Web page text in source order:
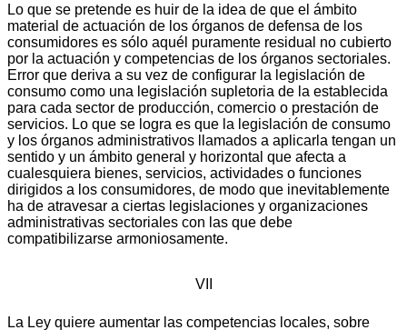
Lo que se pretende es huir de la idea de que el ámbito
material de actuación de los órganos de defensa de los
consumidores es sólo aquél puramente residual no cubierto
por la actuación y competencias de los órganos sectoriales.
Error que deriva a su vez de configurar la legislación de
consumo como una legislación supletoria de la establecida
para cada sector de producción, comercio o prestación de
servicios. Lo que se logra es que la legislación de consumo
y los órganos administrativos llamados a aplicarla tengan un
sentido y un ámbito general y horizontal que afecta a
cualesquiera bienes, servicios, actividades o funciones
dirigidos a los consumidores, de modo que inevitablemente
ha de atravesar a ciertas legislaciones y organizaciones
administrativas sectoriales con las que debe
compatibilizarse armoniosamente.
VII
La Ley quiere aumentar las competencias locales, sobre